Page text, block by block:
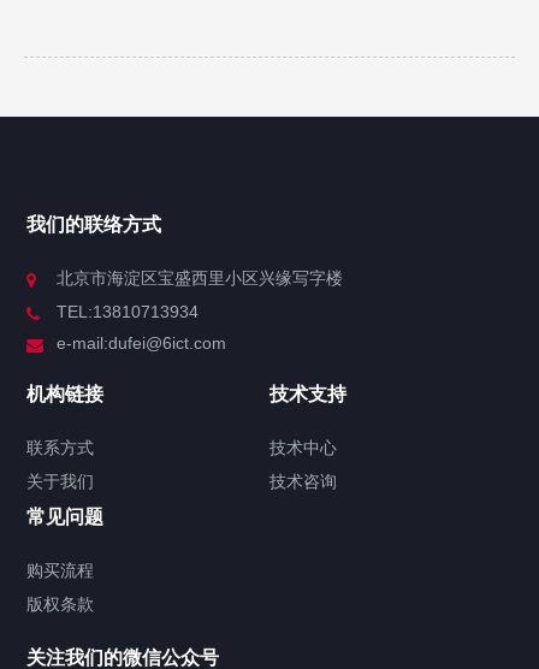
我们的联络方式
北京市海淀区宝盛西里小区兴缘写字楼
TEL:13810713934
e-mail:dufei@6ict.com
机构链接
联系方式
关于我们
技术支持
技术中心
技术咨询
常见问题
购买流程
版权条款
关注我们的微信公众号